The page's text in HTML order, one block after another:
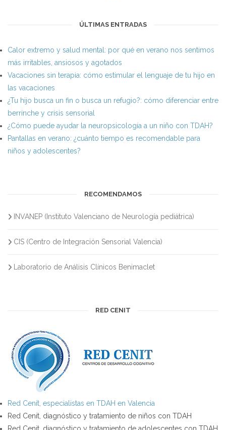
ÚLTIMAS ENTRADAS
Calor extremo y salud mental: por qué en verano nos sentimos
más irritables, ansiosos y agotados
Vacaciones sin terapia: cómo estimular el lenguaje de tu hijo en
las vacaciones
¿Tu hijo busca un fin o busca un refugio?: cómo diferenciar entre
berrinche y crisis sensorial
¿Cómo puede ayudar la neuropsicología a un niño con TDAH?
Pantallas en verano: ¿cuánto tiempo es recomendable para
niños y adolescentes?
RECOMENDAMOS
INVANEP (Instituto Valenciano de Neurología pediátrica)
CIS (Centro de Integración Sensorial Valencia)
Laboratorio de Análisis Clínicos Benimaclet
RED CENIT
Red Cenit, especialistas en TDAH en Valencia
Red Cenit, diagnóstico y tratamiento de niños con TDAH